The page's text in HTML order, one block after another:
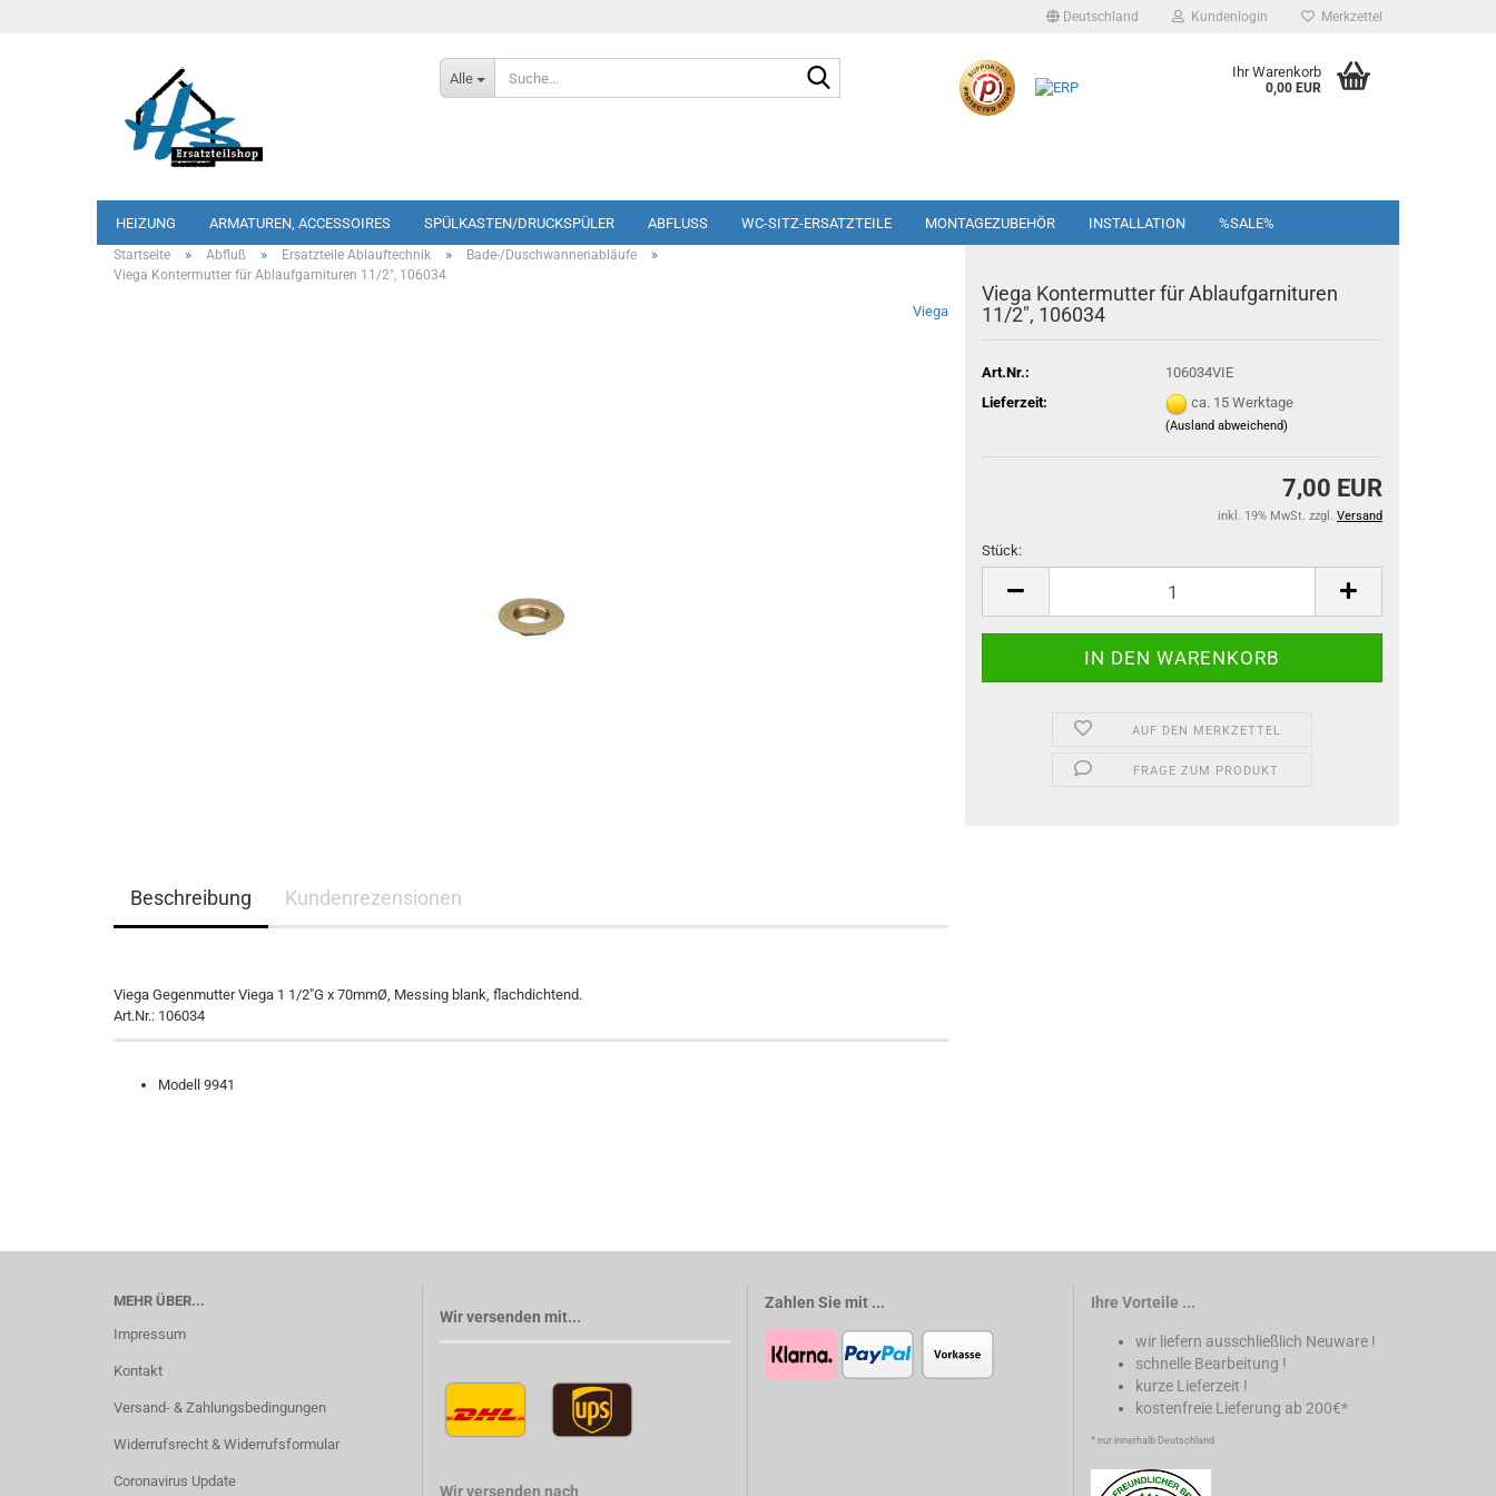
Deutschland Kundenlogin Merkzettel
Alle Ihr Warenkorb
0,00 EUR
HEIZUNG ARMATUREN, ACCESSOIRES SPÜLKASTEN/DRUCKSPÜLER ABFLUSS WC-SITZ-ERSATZTEILE MONTAGEZUBEHÖR INSTALLATION %SALE%
Startseite » Abfluß » Ersatzteile Ablauftechnik » Bade-/Duschwannenabläufe »
Viega Kontermutter für Ablaufgarnituren 11/2", 106034
Viega
Viega Kontermutter für Ablaufgarnituren
11/2", 106034
Art.Nr.:
106034VIE
Lieferzeit:
ca. 15 Werktage
(Ausland abweichend)
7,00 EUR
inkl. 19% MwSt. zzgl. Versand
Stück:
Stück
AUF DEN MERKZETTEL
FRAGE ZUM PRODUKT
Beschreibung Kundenrezensionen
Viega Gegenmutter Viega 1 1/2"G x 70mmØ, Messing blank, flachdichtend.
Art.Nr.: 106034
Modell 9941
MEHR ÜBER...
Impressum
Kontakt
Versand- & Zahlungsbedingungen
Widerrufsrecht & Widerrufsformular
Coronavirus Update
Wir versenden mit...
Wir versenden nach
Zahlen Sie mit ... Ihre Vorteile ...
wir liefern ausschließlich Neuware !
schnelle Bearbeitung !
kurze Lieferzeit !
kostenfreie Lieferung ab 200€*
* nur innerhalb Deutschland